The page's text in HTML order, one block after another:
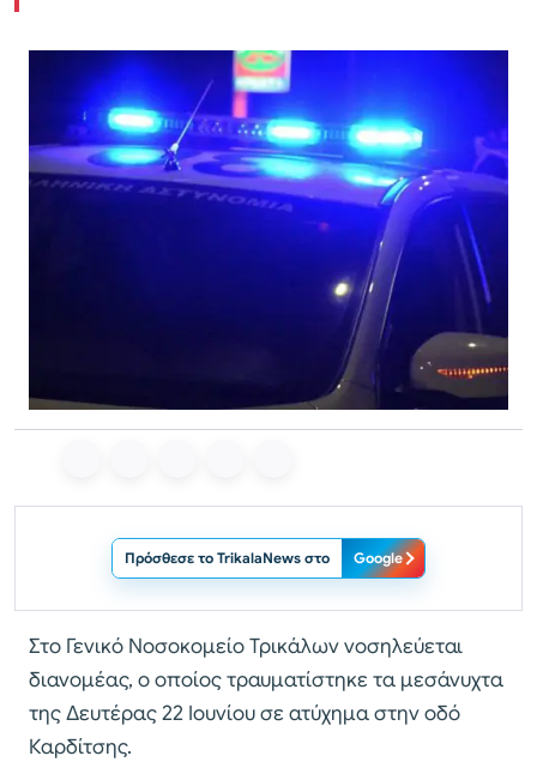
Πρόσθεσε το TrikalaNews στο Google
Στο Γενικό Νοσοκομείο Τρικάλων νοσηλεύεται
διανομέας, ο οποίος τραυματίστηκε τα μεσάνυχτα
της Δευτέρας 22 Ιουνίου σε ατύχημα στην οδό
Καρδίτσης.